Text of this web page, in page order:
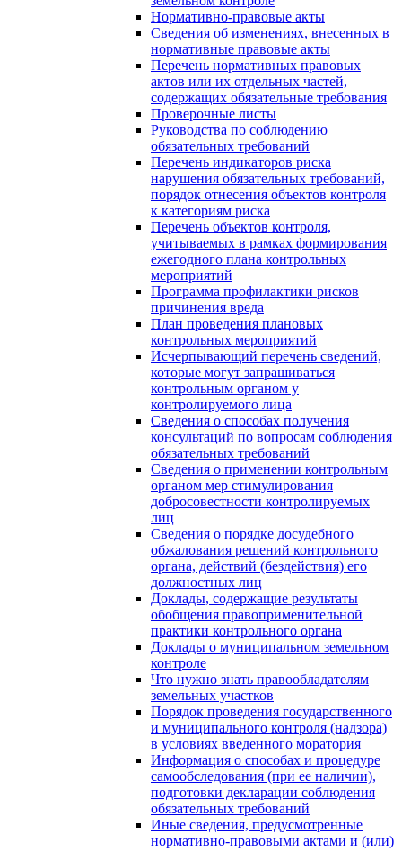
Нормативно-правовые акты
Сведения об изменениях, внесенных в
нормативные правовые акты
Перечень нормативных правовых
актов или их отдельных частей,
содержащих обязательные требования
Проверочные листы
Руководства по соблюдению
обязательных требований
Перечень индикаторов риска
нарушения обязательных требований,
порядок отнесения объектов контроля
к категориям риска
Перечень объектов контроля,
учитываемых в рамках формирования
ежегодного плана контрольных
мероприятий
Программа профилактики рисков
причинения вреда
План проведения плановых
контрольных мероприятий
Исчерпывающий перечень сведений,
которые могут запрашиваться
контрольным органом у
контролируемого лица
Сведения о способах получения
консультаций по вопросам соблюдения
обязательных требований
Сведения о применении контрольным
органом мер стимулирования
добросовестности контролируемых
лиц
Сведения о порядке досудебного
обжалования решений контрольного
органа, действий (бездействия) его
должностных лиц
Доклады, содержащие результаты
обобщения правоприменительной
практики контрольного органа
Доклады о муниципальном земельном
контроле
Что нужно знать правообладателям
земельных участков
Порядок проведения государственного
и муниципального контроля (надзора)
в условиях введенного моратория
Информация о способах и процедуре
самообследования (при ее наличии),
подготовки декларации соблюдения
обязательных требований
Иные сведения, предусмотренные
нормативно-правовыми актами и (или)